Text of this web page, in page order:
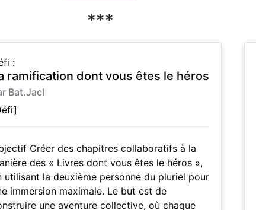
***
:
ramification dont vous êtes le héros
Bat.Jacl
Créer des chapitres collaboratifs à la
des « Livres dont vous êtes le héros »,
utilisant la deuxième personne du pluriel pour
immersion maximale. Le but est de
une aventure collective, où chaque